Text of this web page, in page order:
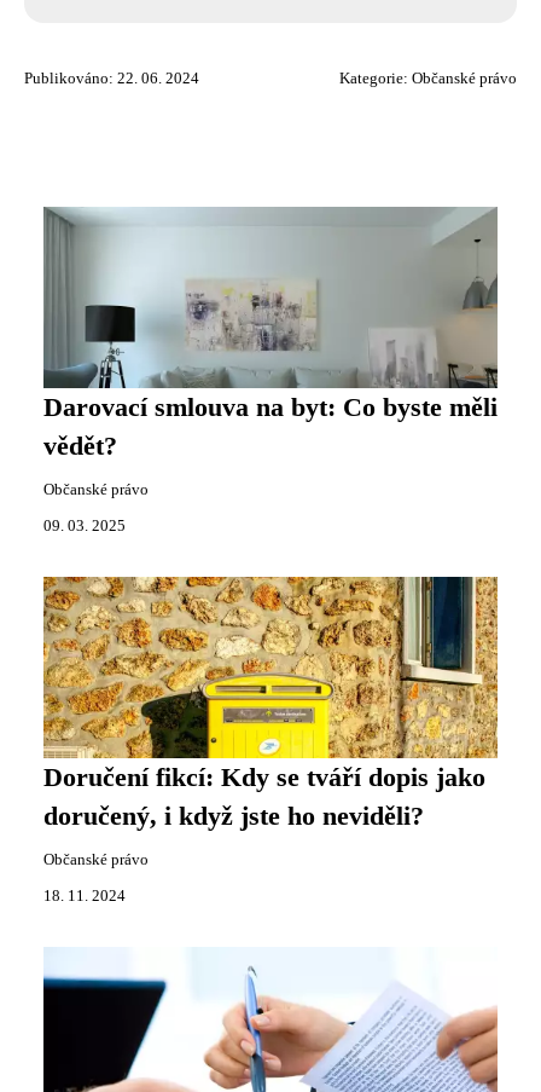
Publikováno: 22. 06. 2024 Kategorie: Občanské právo
Darovací smlouva na byt: Co byste měli
vědět?
Občanské právo
09. 03. 2025
Doručení fikcí: Kdy se tváří dopis jako
doručený, i když jste ho neviděli?
Občanské právo
18. 11. 2024